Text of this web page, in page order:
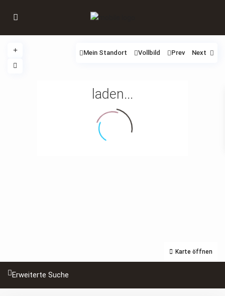
laden...
Karte öffnen
Mein Standort Vollbild Prev Next
Erweiterte Suche